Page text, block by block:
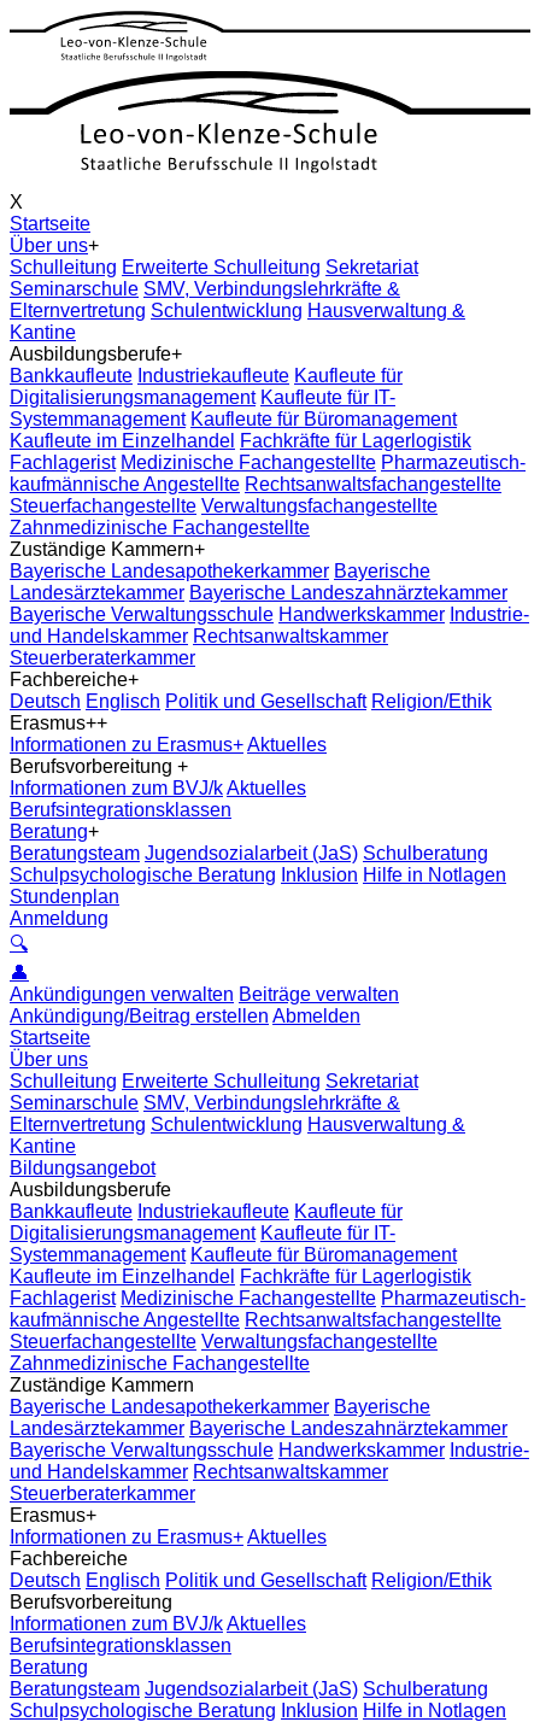
X
Startseite
Über uns+
Schulleitung Erweiterte Schulleitung Sekretariat
Seminarschule SMV, Verbindungslehrkräfte &
Elternvertretung Schulentwicklung Hausverwaltung &
Kantine
Ausbildungsberufe+
Bankkaufleute Industriekaufleute Kaufleute für
Digitalisierungsmanagement Kaufleute für IT-
Systemmanagement Kaufleute für Büromanagement
Kaufleute im Einzelhandel Fachkräfte für Lagerlogistik
Fachlagerist Medizinische Fachangestellte Pharmazeutisch-
kaufmännische Angestellte Rechtsanwaltsfachangestellte
Steuerfachangestellte Verwaltungsfachangestellte
Zahnmedizinische Fachangestellte
Zuständige Kammern+
Bayerische Landesapothekerkammer Bayerische
Landesärztekammer Bayerische Landeszahnärztekammer
Bayerische Verwaltungsschule Handwerkskammer Industrie-
und Handelskammer Rechtsanwaltskammer
Steuerberaterkammer
Fachbereiche+
Deutsch Englisch Politik und Gesellschaft Religion/Ethik
Erasmus++
Informationen zu Erasmus+Aktuelles
Berufsvorbereitung +
Informationen zum BVJ/kAktuelles
Berufsintegrationsklassen
Beratung+
Beratungsteam Jugendsozialarbeit (JaS) Schulberatung
Schulpsychologische Beratung Inklusion Hilfe in Notlagen
Stundenplan
Anmeldung
🔍
👤
Ankündigungen verwalten Beiträge verwalten
Ankündigung/Beitrag erstellen Abmelden
Startseite
Über uns
Schulleitung Erweiterte Schulleitung Sekretariat
Seminarschule SMV, Verbindungslehrkräfte &
Elternvertretung Schulentwicklung Hausverwaltung &
Kantine
Bildungsangebot
Ausbildungsberufe
Bankkaufleute Industriekaufleute Kaufleute für
Digitalisierungsmanagement Kaufleute für IT-
Systemmanagement Kaufleute für Büromanagement
Kaufleute im Einzelhandel Fachkräfte für Lagerlogistik
Fachlagerist Medizinische Fachangestellte Pharmazeutisch-
kaufmännische Angestellte Rechtsanwaltsfachangestellte
Steuerfachangestellte Verwaltungsfachangestellte
Zahnmedizinische Fachangestellte
Zuständige Kammern
Bayerische Landesapothekerkammer Bayerische
Landesärztekammer Bayerische Landeszahnärztekammer
Bayerische Verwaltungsschule Handwerkskammer Industrie-
und Handelskammer Rechtsanwaltskammer
Steuerberaterkammer
Erasmus+
Informationen zu Erasmus+Aktuelles
Fachbereiche
Deutsch Englisch Politik und Gesellschaft Religion/Ethik
Berufsvorbereitung
Informationen zum BVJ/kAktuelles
Berufsintegrationsklassen
Beratung
Beratungsteam Jugendsozialarbeit (JaS) Schulberatung
Schulpsychologische Beratung Inklusion Hilfe in Notlagen